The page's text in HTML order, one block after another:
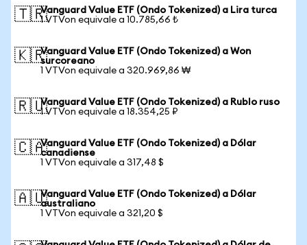
🇹🇷Vanguard Value ETF (Ondo Tokenized) a Lira turca
1 VTVon equivale a 10.785,66 ₺
🇰🇷Vanguard Value ETF (Ondo Tokenized) a Won
surcoreano
1 VTVon equivale a 320.969,86 ₩
🇷🇺Vanguard Value ETF (Ondo Tokenized) a Rublo ruso
1 VTVon equivale a 18.354,25 ₽
🇨🇦Vanguard Value ETF (Ondo Tokenized) a Dólar
canadiense
1 VTVon equivale a 317,48 $
🇦🇺Vanguard Value ETF (Ondo Tokenized) a Dólar
australiano
1 VTVon equivale a 321,20 $